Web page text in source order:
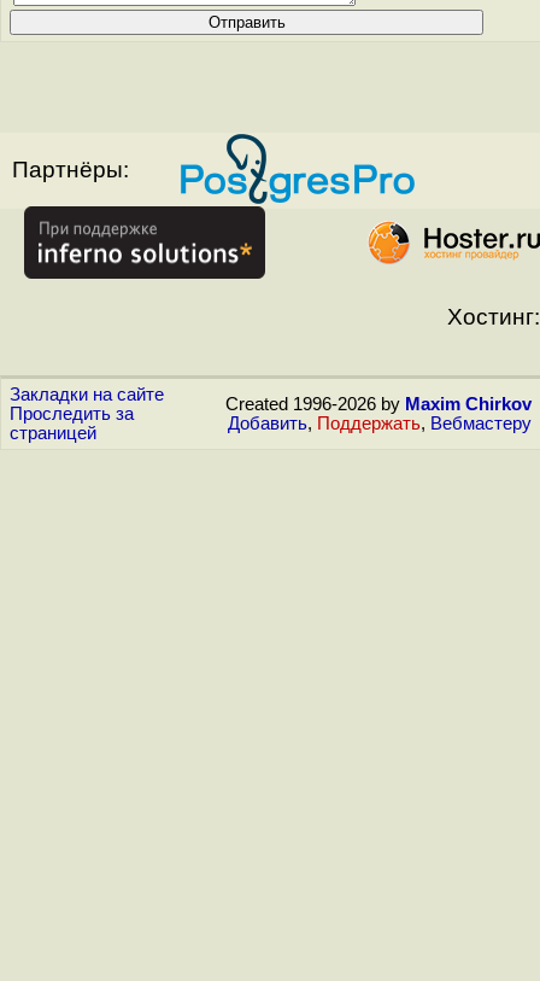
Партнёры:
Хостинг:
Закладки на сайте
Проследить за
страницей
Created 1996-2026 by Maxim Chirkov
Добавить, Поддержать, Вебмастеру